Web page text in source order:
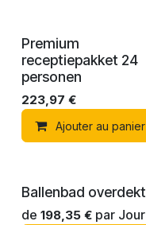
Premium
receptiepakket 24
personen
223,97 €
Ajouter au panier
Ballenbad overdekt
de 198,35 € par Jour